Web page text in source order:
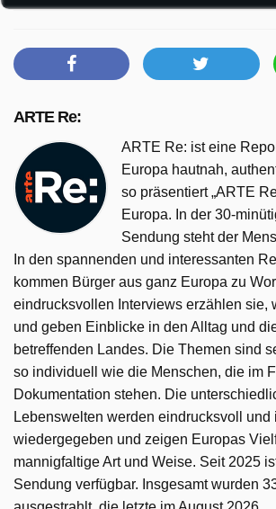
Verzicht auf Alkohol für sie kein Verlust,
ARTE Re: wurde auf NDR ausgestrahlt
ARTE Re:
ARTE Re: ist eine
Europa hautnah,
so präsentiert „ARTE
Europa. In der 30-
Sendung steht der
In den spannenden und interessanten
kommen Bürger aus ganz Europa zu
eindrucksvollen Interviews erzählen sie,
und geben Einblicke in den Alltag und
betreffenden Landes. Die Themen sind
so individuell wie die Menschen, die im
Dokumentation stehen. Die
Lebenswelten werden eindrucksvoll und
wiedergegeben und zeigen Europas
mannigfaltige Art und Weise. Seit 2025
Sendung verfügbar. Insgesamt wurden